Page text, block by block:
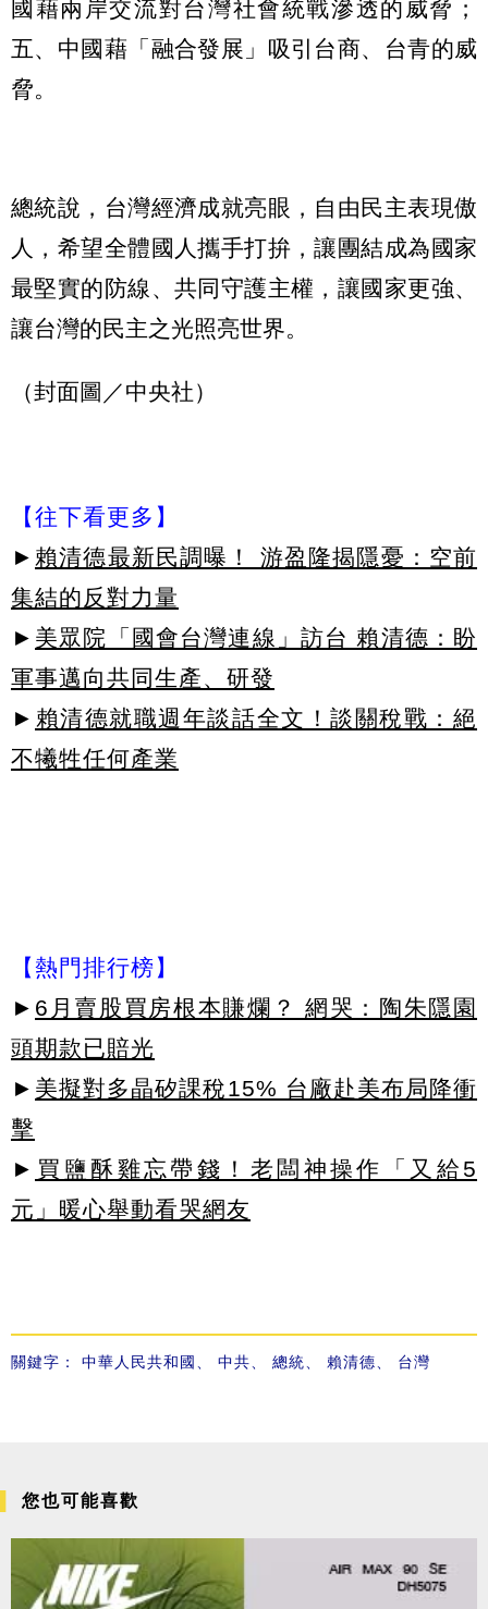
國藉兩岸交流對台灣社會統戰滲透的威脅；
五、中國藉「融合發展」吸引台商、台青的威
脅。
總統說，台灣經濟成就亮眼，自由民主表現傲
人，希望全體國人攜手打拚，讓團結成為國家
最堅實的防線、共同守護主權，讓國家更強、
讓台灣的民主之光照亮世界。
（封面圖／中央社）
【往下看更多】
► 賴清德最新民調曝！ 游盈隆揭隱憂：空前
集結的反對力量
► 美眾院「國會台灣連線」訪台 賴清德：盼
軍事邁向共同生產、研發
► 賴清德就職週年談話全文！談關稅戰：絕
不犧牲任何產業
【熱門排行榜】
► 6月賣股買房根本賺爛？ 網哭：陶朱隱園
頭期款已賠光
► 美擬對多晶矽課稅15% 台廠赴美布局降衝
擊
► 買鹽酥雞忘帶錢！老闆神操作「又給5
元」暖心舉動看哭網友
關鍵字： 中華人民共和國 中共 總統 賴清德 台灣
您也可能喜歡